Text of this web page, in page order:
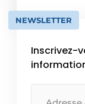
vous
NEWSLETTER
Inscrivez-